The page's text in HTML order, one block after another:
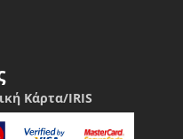
Κάρτα/IRIS